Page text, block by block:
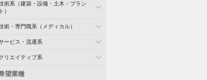
術系（建築・設備・土木・プラン
ト）
術・専門職系（メディカル）
ービス・流通系
リエイティブ系
望業種